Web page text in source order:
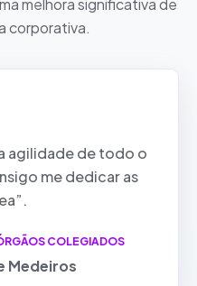
melhora significativa de
corporativa.
agilidade de todo o
me dedicar as
COLEGIADOS
Medeiros